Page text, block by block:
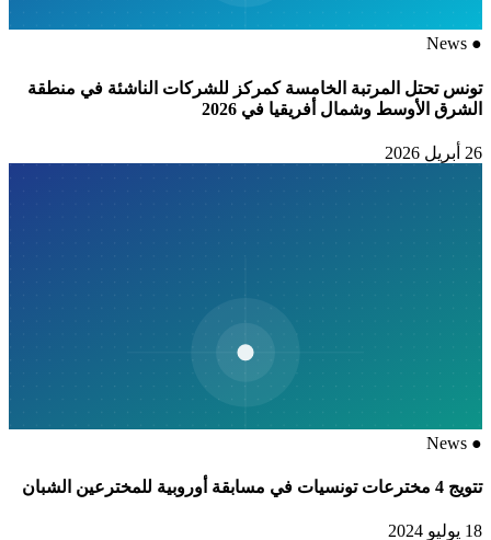
●
News
تونس تحتل المرتبة الخامسة كمركز للشركات الناشئة في منطقة
الشرق الأوسط وشمال أفريقيا في 2026
26 أبريل 2026
●
News
تتويج 4 مخترعات تونسيات في مسابقة أوروبية للمخترعين الشبان
18 يوليو 2024